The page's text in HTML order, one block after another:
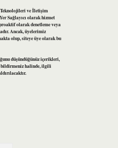
Teknolojileri ve İletişim
Sağlayıcı olarak hizmet
olarak denetleme veya
Ancak, üyelerimiz
olup, siteye üye olarak bu
düşündüğünüz içerikleri,
halinde, ilgili